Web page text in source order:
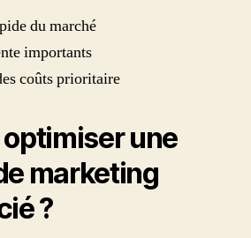
du marché
importants
coûts prioritaire
une
marketing
?